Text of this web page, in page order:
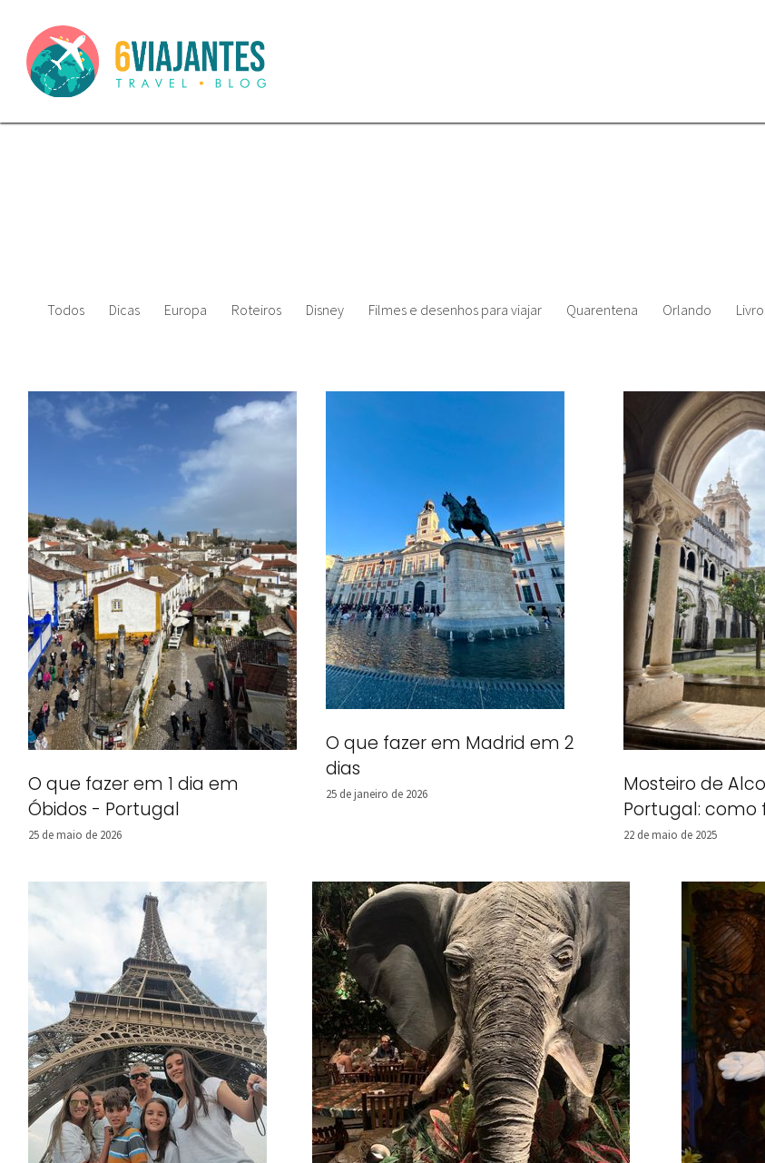
Todos Dicas Europa Roteiros Disney Filmes e desenhos para viajar Quarentena Orlando
O que fazer em 1 dia em
Óbidos - Portugal
25 de maio de 2026
O que fazer em Madrid em 2
dias
25 de janeiro de 2026
Mosteiro de
Portugal: como
22 de maio de 2025